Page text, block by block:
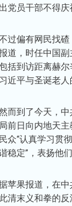
出党员干部不得庆
过偏有网民找
道，时任中国
括到访距离赫
习近平与圣诞老人
而到了今天，
局前日向内地天
民众“认真学习贯
稳定”，表扬他
苹果报道，在
此清末义和拳的